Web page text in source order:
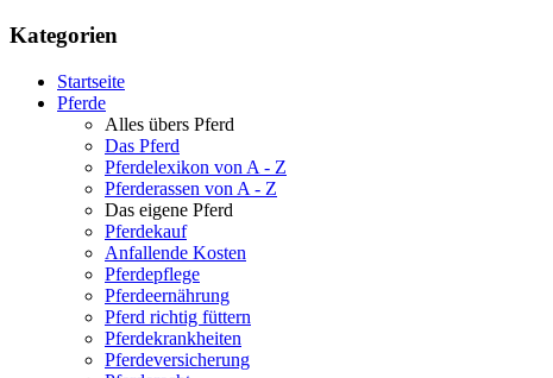
Kategorien
Startseite
Pferde
Alles übers Pferd
Das Pferd
Pferdelexikon von A - Z
Pferderassen von A - Z
Das eigene Pferd
Pferdekauf
Anfallende Kosten
Pferdepflege
Pferdeernährung
Pferd richtig füttern
Pferdekrankheiten
Pferdeversicherung